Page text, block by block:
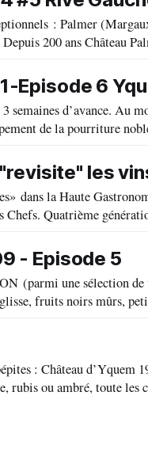
Episode 6
semaines d’avance. Au
de la pourriture
les
dans la Haute
pour Hélène Darroze
- Episode 5
(parmi une sélection de
du-Pape Robe
rubis ou ambré, toute les